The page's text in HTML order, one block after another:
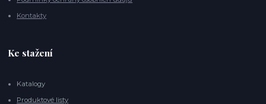
Kontakty
Ke stažení
Katalogy
Produktové listy